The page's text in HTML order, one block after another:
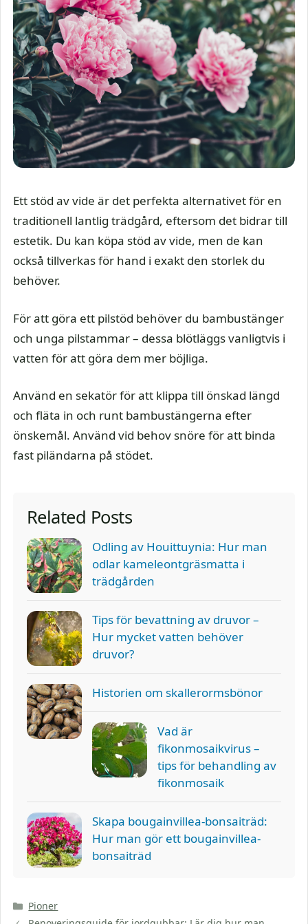
Ett stöd av vide är det perfekta alternativet för en
traditionell lantlig trädgård, eftersom det bidrar till
estetik. Du kan köpa stöd av vide, men de kan
också tillverkas för hand i exakt den storlek du
behöver.
För att göra ett pilstöd behöver du bambustänger
och unga pilstammar – dessa blötläggs vanligtvis i
vatten för att göra dem mer böjliga.
Använd en sekatör för att klippa till önskad längd
och fläta in och runt bambustängerna efter
önskemål. Använd vid behov snöre för att binda
fast piländarna på stödet.
Related Posts
Odling av Houittuynia: Hur man
odlar kameleontgräsmatta i
trädgården
Tips för bevattning av druvor –
Hur mycket vatten behöver
druvor?
Historien om skallerormsbönor
Vad är
fikonmosaikvirus –
tips för behandling av
fikonmosaik
Skapa bougainvillea-bonsaiträd:
Hur man gör ett bougainvillea-
bonsaiträd
Kategorier
Pioner